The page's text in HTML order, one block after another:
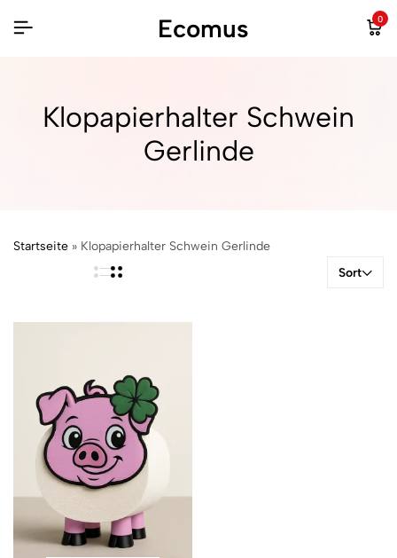
Ecomus 0
Klopapierhalter Schwein
Gerlinde
Startseite » Klopapierhalter Schwein Gerlinde
Sort